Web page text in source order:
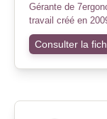
Gérante de
travail créé en
Consulter la